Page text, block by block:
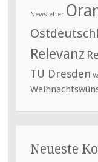
Newsletter
Relevanz
TU Dresden
Neueste